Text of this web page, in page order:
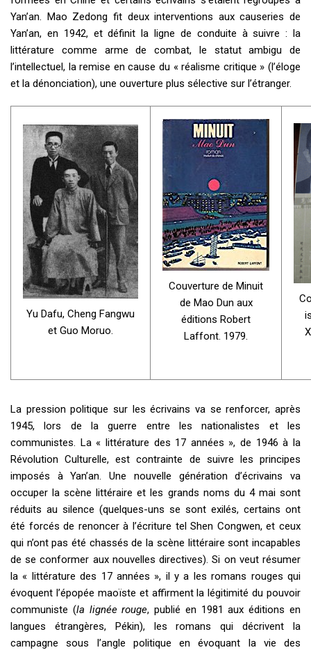
Yan’an. Mao Zedong fit deux interventions aux causeries de
Yan’an, en 1942, et définit la ligne de conduite à suivre : la
littérature comme arme de combat, le statut ambigu de
l’intellectuel, la remise en cause du « réalisme critique » (l’éloge
et la dénonciation), une ouverture plus sélective sur l’étranger.
Yu Dafu, Cheng Fangwu
et Guo Moruo.
Couverture de Minuit
de Mao Dun aux
éditions Robert
Laffont. 1979.
La pression politique sur les écrivains va se renforcer, après
1945, lors de la guerre entre les nationalistes et les
communistes. La « littérature des 17 années », de 1946 à la
Révolution Culturelle, est contrainte de suivre les principes
imposés à Yan’an. Une nouvelle génération d’écrivains va
occuper la scène littéraire et les grands noms du 4 mai sont
réduits au silence (quelques-uns se sont exilés, certains ont
été forcés de renoncer à l’écriture tel Shen Congwen, et ceux
qui n’ont pas été chassés de la scène littéraire sont incapables
de se conformer aux nouvelles directives). Si on veut résumer
la « littérature des 17 années », il y a les romans rouges qui
évoquent l’épopée maoïste et affirment la légitimité du pouvoir
communiste (la lignée rouge, publié en 1981 aux éditions en
langues étrangères, Pékin), les romans qui décrivent la
campagne sous l’angle politique en évoquant la vie des